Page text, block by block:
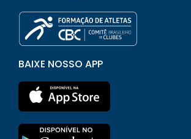
BAIXE NOSSO APP